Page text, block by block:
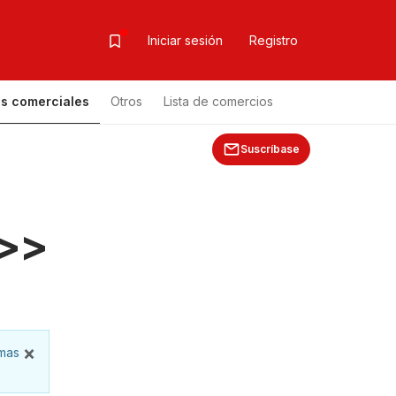
Iniciar sesión Registro
comerciales Otros Lista de comercios
Lista de productos Suscríbase
×